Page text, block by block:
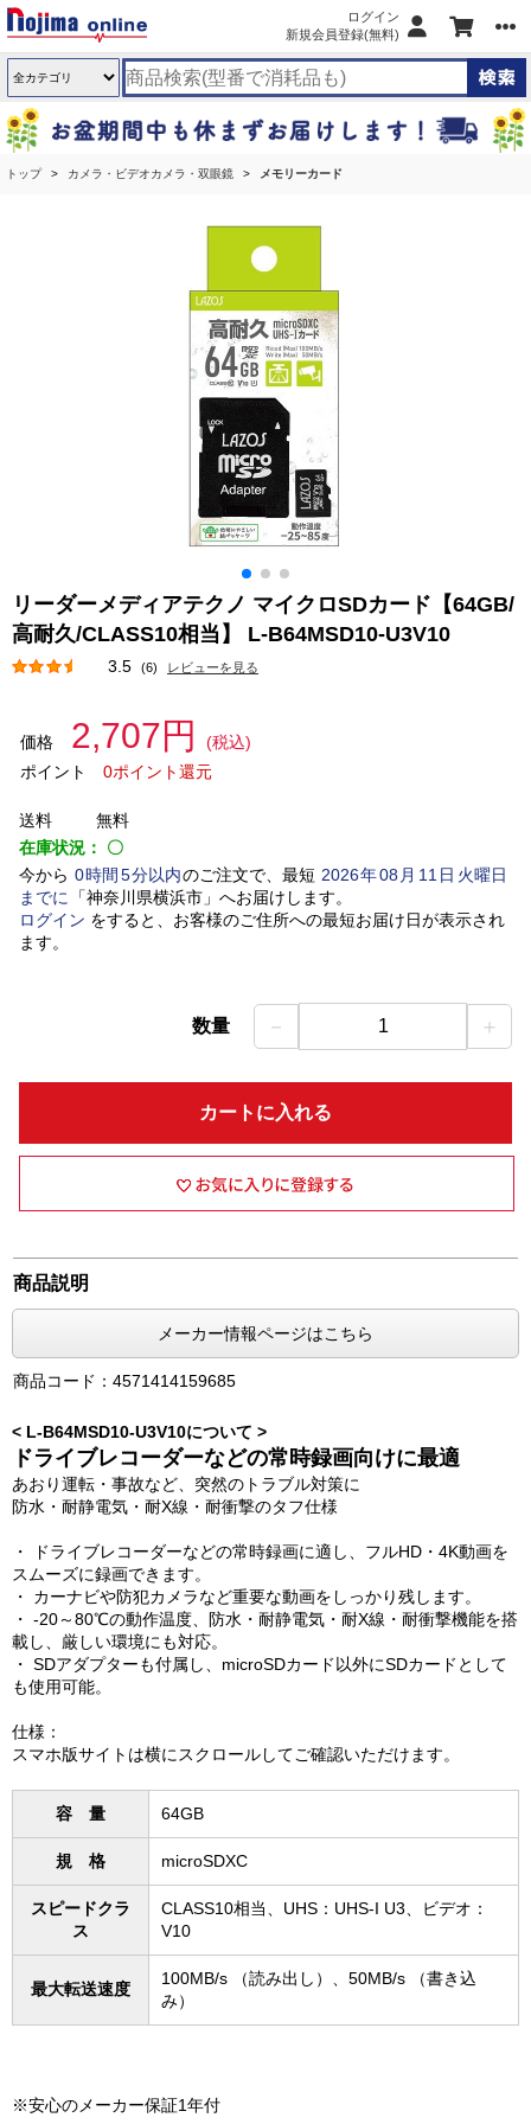
ログイン
新規会員登録(無料)
トップ カメラ・ビデオカメラ・双眼鏡 メモリーカード
リーダーメディアテクノ マイクロSDカード【64GB/
高耐久/CLASS10相当】 L-B64MSD10-U3V10
3.5 (6) レビューを見る
価格 2,707円
(税込)
ポイント
0ポイント還元
送料
無料
在庫状況： 〇
今から 0時間 5分以内のご注文で、最短 2026年08 月 11 日火曜日
までに
「神奈川県横浜市」 へお届けします。
ログイン をすると、お客様のご住所への最短お届け日が表示され
ます。
数量 － 1 ＋
カートに入れる
商品説明
メーカー情報ページはこちら
商品コード：4571414159685
< L-B64MSD10-U3V10について >
ドライブレコーダーなどの常時録画向けに最適
あおり運転・事故など、突然のトラブル対策に
防水・耐静電気・耐X線・耐衝撃のタフ仕様
・ ドライブレコーダーなどの常時録画に適し、フルHD・4K動画を
スムーズに録画できます。
・ カーナビや防犯カメラなど重要な動画をしっかり残します。
・ -20～80℃の動作温度、防水・耐静電気・耐X線・耐衝撃機能を搭
載し、厳しい環境にも対応。
・ SDアダプターも付属し、microSDカード以外にSDカードとして
も使用可能。
仕様：
スマホ版サイトは横にスクロールしてご確認いただけます。
容 量 64GB
規 格 microSDXC
スピードクラ
ス
CLASS10相当、UHS：UHS-I U3、ビデオ：
V10
最大転送速度
100MB/s （読み出し）、50MB/s （書き込
み）
※安心のメーカー保証1年付